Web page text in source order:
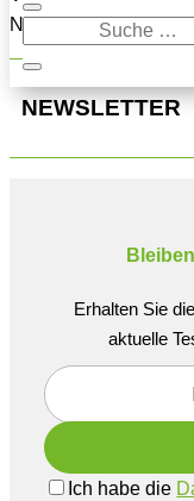
Navigation oben, um
NEWSLETTER
Erhalten Sie
aktuelle
Ich habe die